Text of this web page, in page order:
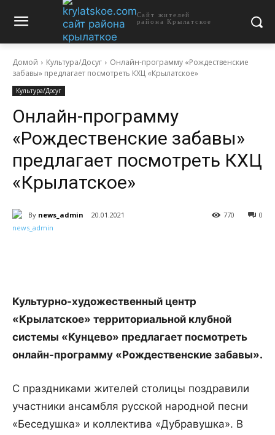
Сайт жителей
района Крылатское
Домой Культура/Досуг
Онлайн-программу «Рождественские
забавы» предлагает посмотреть КХЦ «Крылатское»
Культура/Досуг
Онлайн-программу
«Рождественские забавы»
предлагает посмотреть КХЦ
«Крылатское»
By news_admin 20.01.2021 0
770
Культурно-художественный центр
«Крылатское» территориальной клубной
системы «Кунцево» предлагает посмотреть
онлайн-программу «Рождественские забавы».
С праздниками жителей столицы поздравили
участники ансамбля русской народной песни
«Беседушка» и коллектива «Дубравушка». В